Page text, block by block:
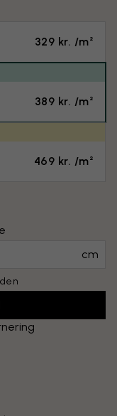
329 kr. /m²
389 kr. /m²
469 kr. /m²
cm